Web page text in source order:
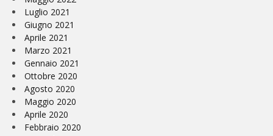
Luglio 2021
Giugno 2021
Aprile 2021
Marzo 2021
Gennaio 2021
Ottobre 2020
Agosto 2020
Maggio 2020
Aprile 2020
Febbraio 2020